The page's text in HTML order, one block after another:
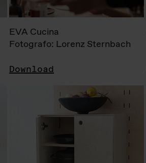
EVA Cucina
Fotografo: Lorenz Sternbach
Download